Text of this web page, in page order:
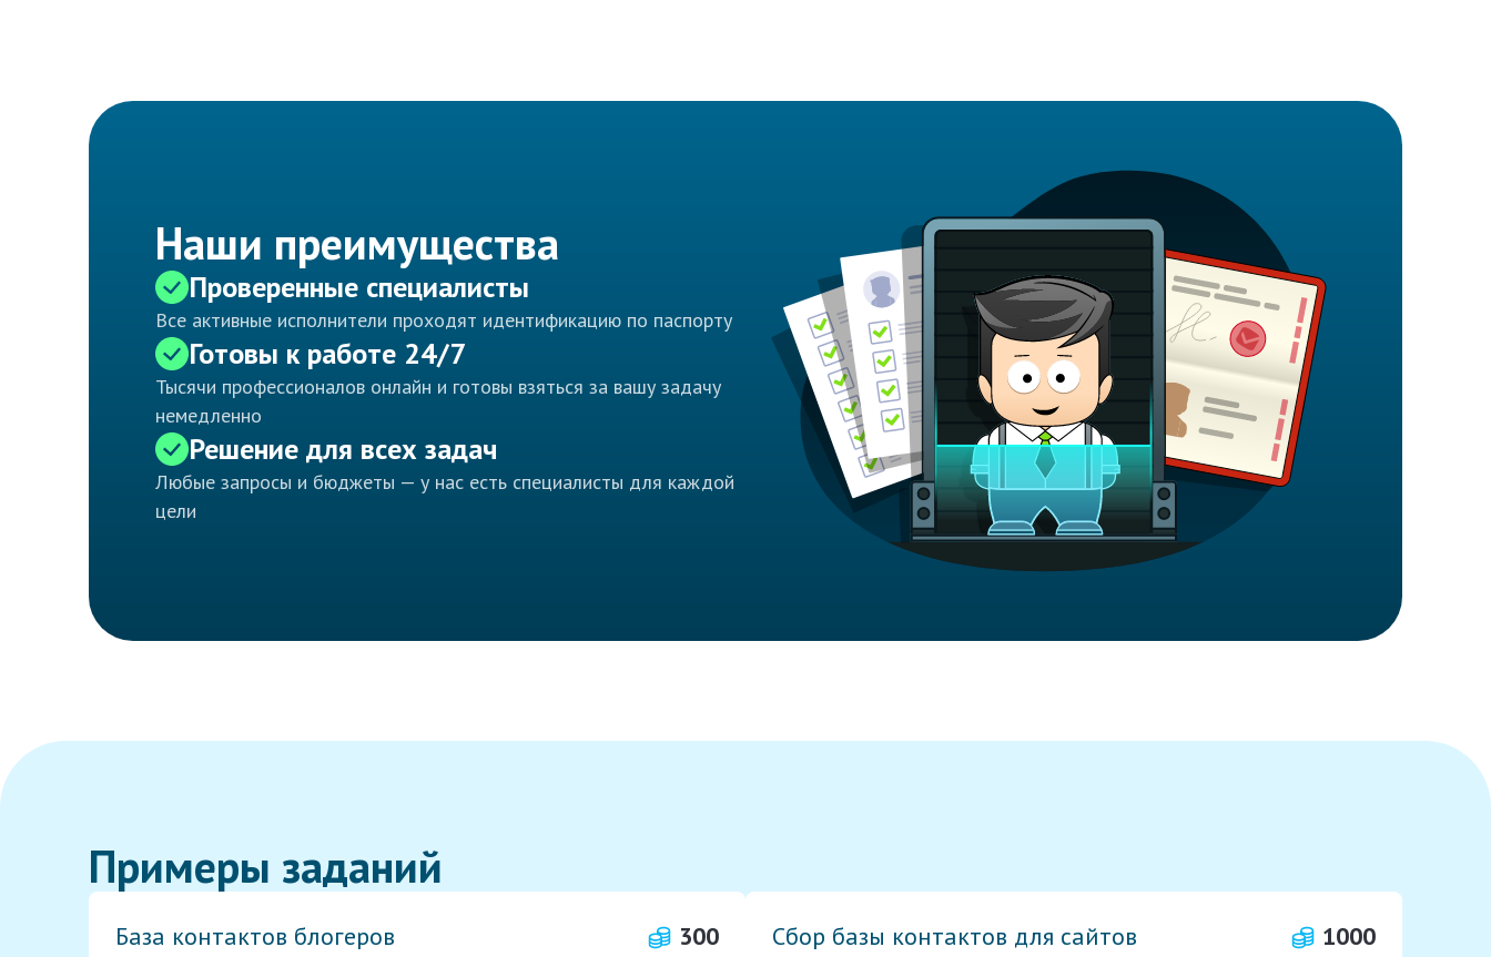
Наши преимущества
Проверенные специалисты
Все активные исполнители проходят идентификацию по паспорту
Готовы к работе 24/7
Тысячи профессионалов онлайн и готовы взяться за вашу задачу
немедленно
Решение для всех задач
Любые запросы и бюджеты — у нас есть специалисты для каждой
цели
Примеры заданий
База контактов блогеров 300 Сбор базы контактов для сайтов 1000